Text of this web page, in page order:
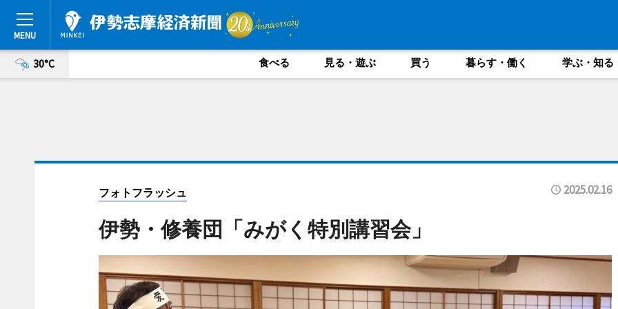
30°C 食べる 見る・遊ぶ 買う 暮らす・働く 学ぶ・知る
フォトフラッシュ 2025.02.16
伊勢・修養団「みがく特別講習会」